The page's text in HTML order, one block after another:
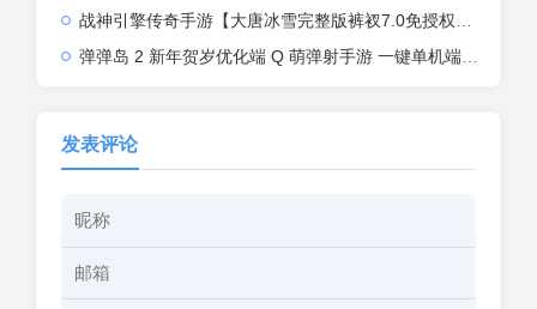
战神引擎传奇手游【大唐冰雪完整版裤衩7.0免授权】2026整理特色服务端+寒冬之城+万象古城+天威大陆+大唐盛世【站长亲测】
弹弹岛 2 新年贺岁优化端 Q 萌弹射手游 一键单机端 + Linux 手工端 + GM 后台 + 安卓 iOS 双端带教程
发表评论